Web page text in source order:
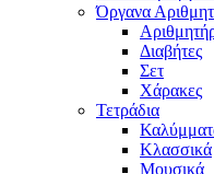
Όργανα
Διαβήτες
Σετ
Χάρακες
Τετράδια
Κλασσικά
Μουσικά